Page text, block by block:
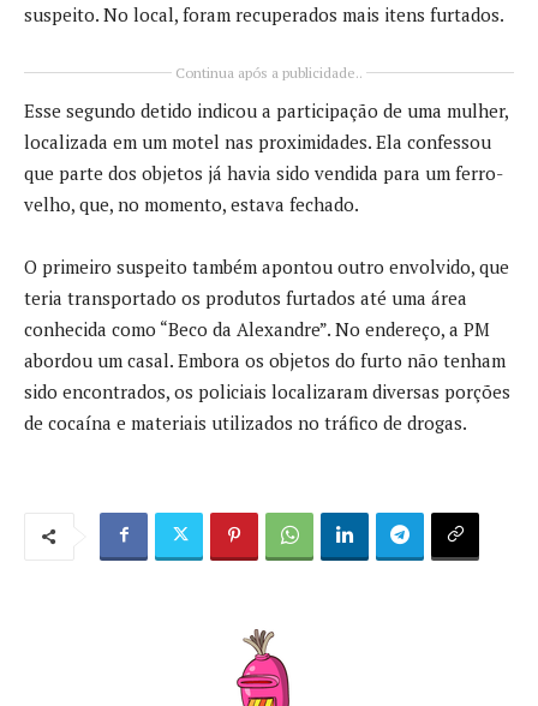
suspeito. No local, foram recuperados mais itens furtados.
Continua após a publicidade..
Esse segundo detido indicou a participação de uma mulher,
localizada em um motel nas proximidades. Ela confessou
que parte dos objetos já havia sido vendida para um ferro-
velho, que, no momento, estava fechado.
O primeiro suspeito também apontou outro envolvido, que
teria transportado os produtos furtados até uma área
conhecida como “Beco da Alexandre”. No endereço, a PM
abordou um casal. Embora os objetos do furto não tenham
sido encontrados, os policiais localizaram diversas porções
de cocaína e materiais utilizados no tráfico de drogas.